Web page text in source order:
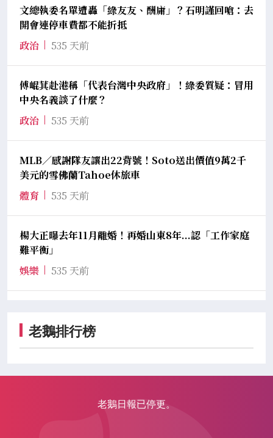
文總執委名單遭轟「綠友友、酬庸」？石明謹回嗆：去
開會連停車費都不能折抵
政治
535 天前
傅崐萁赴港稱「代表台灣中央政府」！綠委質疑：冒用
中央名義談了什麼？
政治
535 天前
MLB／感謝隊友讓出22背號！Soto送出價值9萬2千
美元的雪佛蘭Tahoe休旅車
體育
535 天前
楊大正曝去年11月離婚！再婚山東8年...認「工作家庭
難平衡」
娛樂
535 天前
老鵝排行榜
老鵝日報已停更。